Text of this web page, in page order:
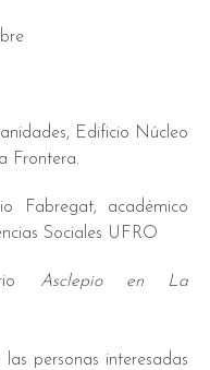
Edificio Núcleo
Frontera.
Fabregat, académico
Sociales UFRO
Asclepio en La
personas interesadas